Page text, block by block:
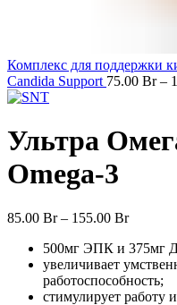
Комплекс для поддержки
Candida Support 75.00 Br–
Ультра
Omega-3
85.00 Br– 155.00 Br
500мг ЭПК и 375мг
увеличивает
работоспособность;
стимулирует работу